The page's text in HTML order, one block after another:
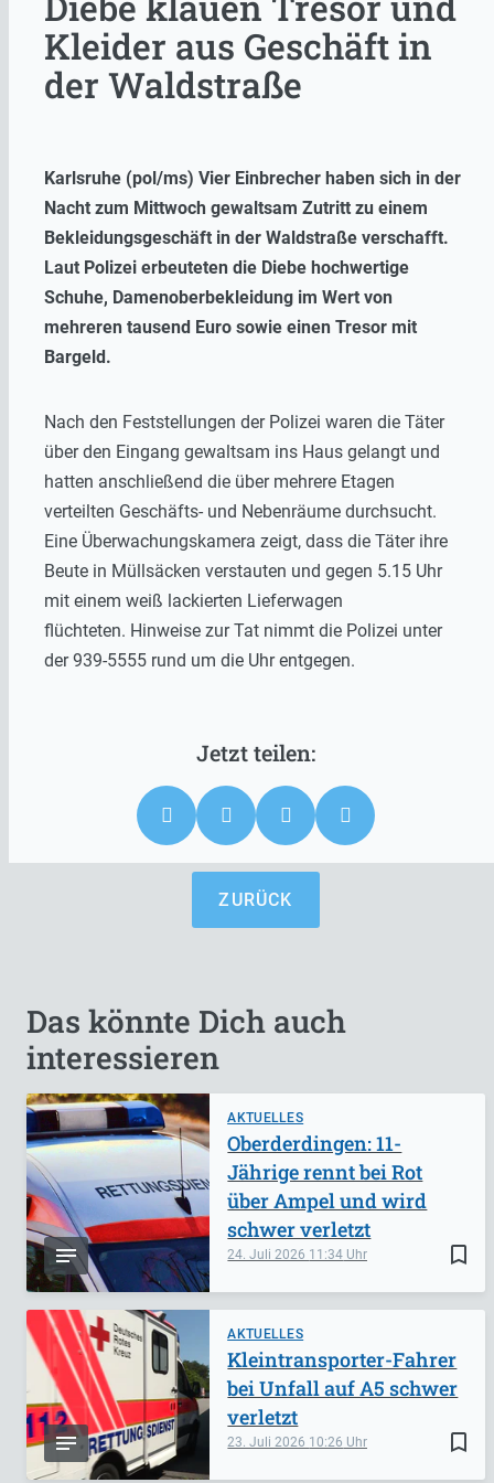
Kleider aus Geschäft in
der Waldstraße
Karlsruhe (pol/ms) Vier Einbrecher haben sich in der
Nacht zum Mittwoch gewaltsam Zutritt zu einem
Bekleidungsgeschäft in der Waldstraße verschafft.
Laut Polizei erbeuteten die Diebe hochwertige
Schuhe, Damenoberbekleidung im Wert von
mehreren tausend Euro sowie einen Tresor mit
Bargeld.
Nach den Feststellungen der Polizei waren die Täter
über den Eingang gewaltsam ins Haus gelangt und
hatten anschließend die über mehrere Etagen
verteilten Geschäfts- und Nebenräume durchsucht.
Eine Überwachungskamera zeigt, dass die Täter ihre
Beute in Müllsäcken verstauten und gegen 5.15 Uhr
mit einem weiß lackierten Lieferwagen
flüchteten. Hinweise zur Tat nimmt die Polizei unter
der 939-5555 rund um die Uhr entgegen.
ZURÜCK
Das könnte Dich auch
interessieren
AKTUELLES
bookmark_border
24. Juli 2026 11:34
Oberderdingen: 11-
Jährige rennt bei Rot
über Ampel und wird
schwer verletzt
AKTUELLES
bookmark_border
23. Juli 2026 10:26
Kleintransporter-Fahrer
bei Unfall auf A5 schwer
verletzt